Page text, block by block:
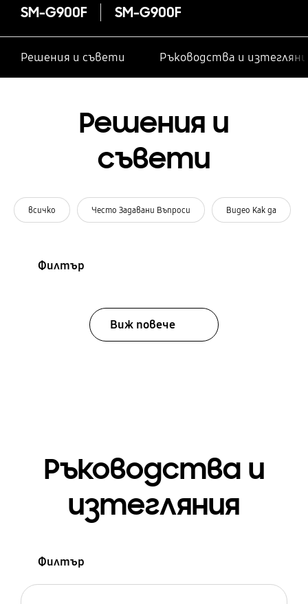
SM-G900F SM-G900F
Решения и съвети Ръководства и
Решения и
съвети
всичко Често Задавани Въпроси Видео Как да
Филтър
Виж повече
Ръководства и
изтегляния
Филтър